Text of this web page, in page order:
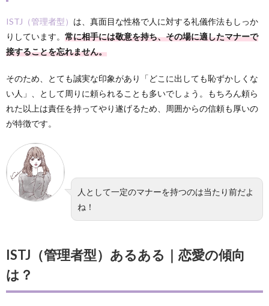
ISTJ（管理者型） は、真面目な性格で人に対する礼儀作法もしっか
りしています。 常に相手には敬意を持ち、その場に適したマナーで
接することを忘れません。
そのため、とても誠実な印象があり「どこに出しても恥ずかしくな
い人」、として周りに頼られることも多いでしょう。もちろん頼ら
れた以上は責任を持ってやり遂げるため、周囲からの信頼も厚いの
が特徴です。
人として一定のマナーを持つのは当たり前だよ
ね！
ISTJ（管理者型）あるある｜恋愛の傾向
は？